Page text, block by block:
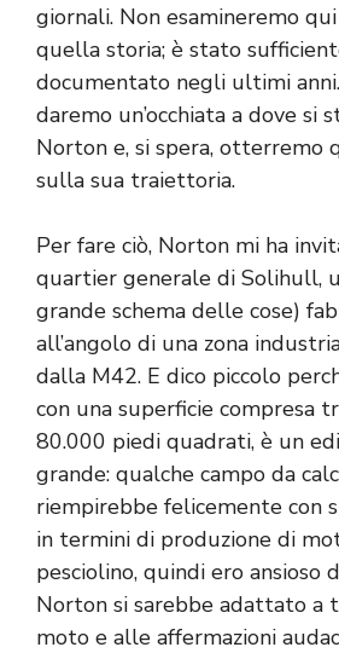
giornali. Non esamineremo
quella storia; è stato
documentato negli ultimi
daremo un’occhiata a dove si
Norton e, si spera, otterremo
sulla sua traiettoria.
Per fare ciò, Norton mi ha
quartier generale di Solihull,
grande schema delle cose)
all’angolo di una zona
dalla M42. E dico piccolo
con una superficie compresa
80.000 piedi quadrati, è un
grande: qualche campo da
riempirebbe felicemente con
in termini di produzione di
pesciolino, quindi ero ansioso
Norton si sarebbe adattato a
moto e alle affermazioni